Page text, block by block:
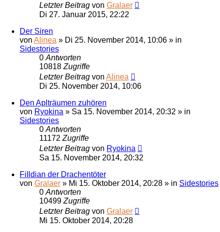
Letzter Beitrag von Gralaer
Di 27. Januar 2015, 22:22
Der Siren
von Alinea » Di 25. November 2014, 10:06 » in
Sidestories
0 Antworten
10818 Zugriffe
Letzter Beitrag von Alinea
Di 25. November 2014, 10:06
Den Aplträumen zuhören
von Ryokina » Sa 15. November 2014, 20:32 » in
Sidestories
0 Antworten
11172 Zugriffe
Letzter Beitrag von Ryokina
Sa 15. November 2014, 20:32
FiIldian der Drachentöter
von Gralaer » Mi 15. Oktober 2014, 20:28 » in Sidestories
0 Antworten
10499 Zugriffe
Letzter Beitrag von Gralaer
Mi 15. Oktober 2014, 20:28